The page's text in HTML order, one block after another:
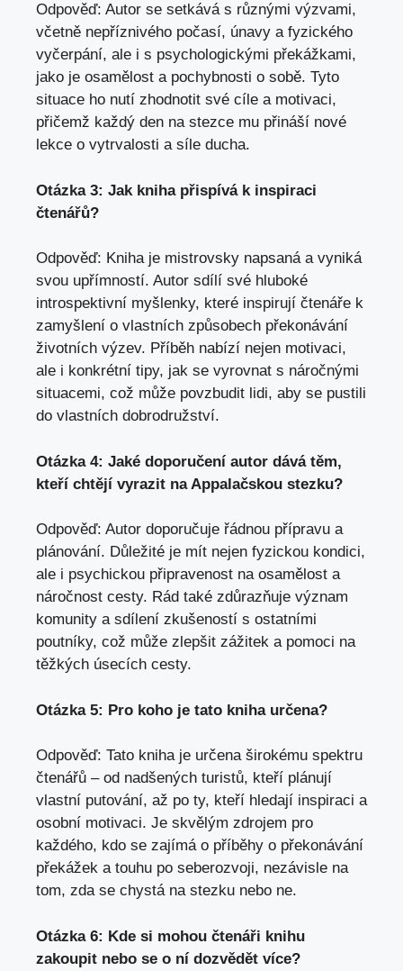
Odpověď: Autor se setkává s různými výzvami,
včetně nepříznivého počasí, únavy a fyzického
vyčerpání, ale i s psychologickými překážkami,
jako je osamělost a pochybnosti o sobě. Tyto
situace ho nutí zhodnotit své cíle a motivaci,
přičemž každý den na stezce mu přináší nové
lekce o vytrvalosti a síle ducha.
Otázka 3: Jak kniha přispívá k inspiraci
čtenářů?
Odpověď: Kniha je mistrovsky napsaná a vyniká
svou upřímností. Autor sdílí své hluboké
introspektivní myšlenky, které inspirují čtenáře k
zamyšlení o vlastních způsobech překonávání
životních výzev. Příběh nabízí nejen motivaci,
ale i konkrétní tipy, jak se vyrovnat s náročnými
situacemi, což může povzbudit lidi, aby se pustili
do vlastních dobrodružství.
Otázka 4: Jaké doporučení autor dává těm,
kteří chtějí vyrazit na Appalačskou stezku?
Odpověď: Autor doporučuje řádnou přípravu a
plánování. Důležité je mít nejen fyzickou kondici,
ale i psychickou připravenost na osamělost a
náročnost cesty. Rád také zdůrazňuje význam
komunity a sdílení zkušeností s ostatními
poutníky, což může zlepšit zážitek a pomoci na
těžkých úsecích cesty.
Otázka 5: Pro koho je tato kniha určena?
Odpověď: Tato kniha je určena širokému spektru
čtenářů – od nadšených turistů, kteří plánují
vlastní putování, až po ty, kteří hledají inspiraci a
osobní motivaci. Je skvělým zdrojem pro
každého, kdo se zajímá o příběhy o překonávání
překážek a touhu po seberozvoji, nezávisle na
tom, zda se chystá na stezku nebo ne.
Otázka 6: Kde si mohou čtenáři knihu
zakoupit nebo se o ní dozvědět více?